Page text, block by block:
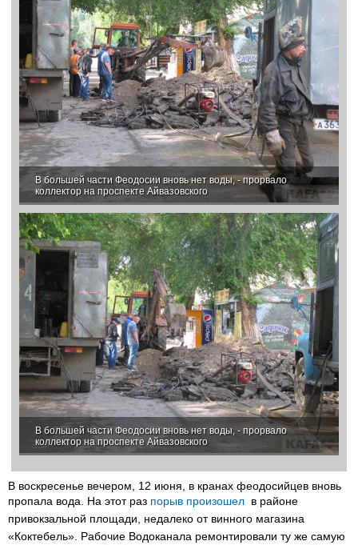
В большей части Феодосии вновь нет воды, - прорвало
коллектор на проспекте Айвазовского
В большей части Феодосии вновь нет воды, - прорвало
коллектор на проспекте Айвазовского
В воскресенье вечером, 12 июня, в кранах феодосийцев вновь
пропала вода. На этот раз порыв произошел в районе
привокзальной площади, недалеко от винного магазина
«Коктебель». Рабочие Водоканала ремонтировали ту же самую